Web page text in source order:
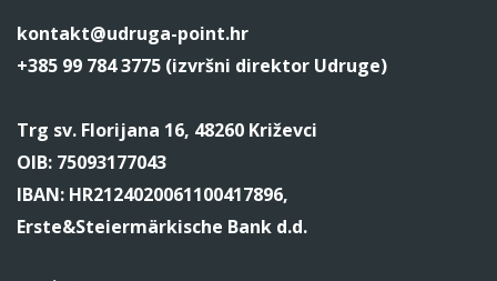
kontakt@udruga-point.hr
+385 99 784 3775 (izvršni direktor Udruge)
Trg sv. Florijana 16, 48260 Križevci
OIB: 75093177043
IBAN: HR2124020061100417896,
Erste&Steiermärkische Bank d.d.